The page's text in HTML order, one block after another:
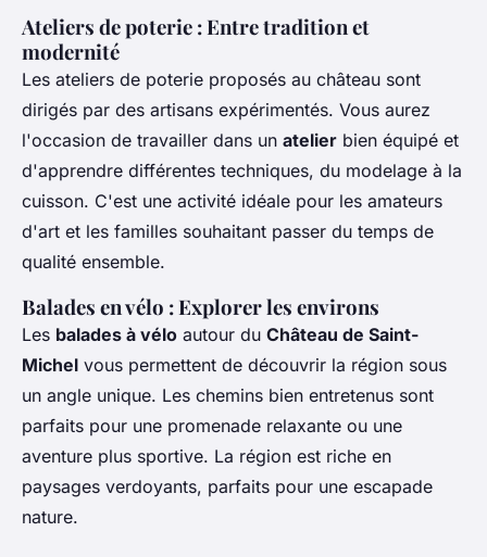
Ateliers de poterie : Entre tradition et
modernité
Les ateliers de poterie proposés au château sont
dirigés par des artisans expérimentés. Vous aurez
l'occasion de travailler dans un atelier bien équipé et
d'apprendre différentes techniques, du modelage à la
cuisson. C'est une activité idéale pour les amateurs
d'art et les familles souhaitant passer du temps de
qualité ensemble.
Balades en vélo : Explorer les environs
Les balades à vélo autour du Château de Saint-
Michel vous permettent de découvrir la région sous
un angle unique. Les chemins bien entretenus sont
parfaits pour une promenade relaxante ou une
aventure plus sportive. La région est riche en
paysages verdoyants, parfaits pour une escapade
nature.